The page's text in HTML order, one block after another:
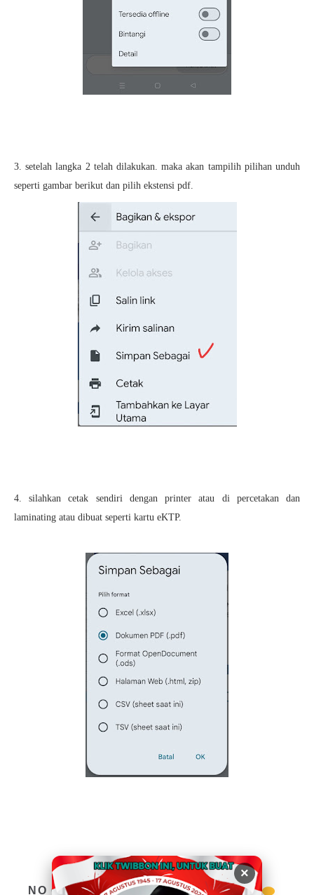
×
3. setelah langka 2 telah dilakukan. maka akan tampilih pilihan unduh
seperti gambar berikut dan pilih ekstensi pdf.
4. silahkan cetak sendiri dengan printer atau di percetakan dan
laminating atau dibuat seperti kartu eKTP.
NO COMMENTS: